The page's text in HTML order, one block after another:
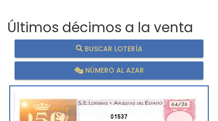
Últimos décimos a la venta
BUSCAR LOTERÍA
NÚMERO AL AZAR
01537